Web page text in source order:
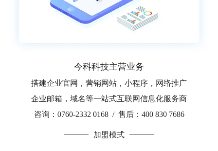
今科科技主营业务
搭建企业官网，营销网站，小程序，网络推广
企业邮箱，域名等一站式互联网信息化服务商
咨询：0760-2332 0168 / 售后：400 830 7686
加盟模式